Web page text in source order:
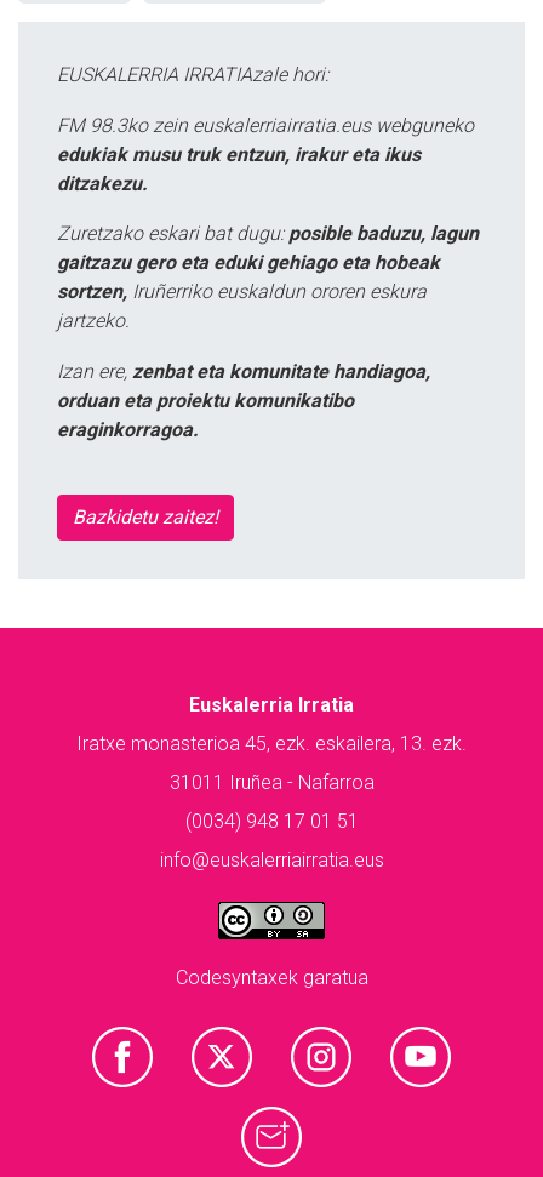
EUSKALERRIA IRRATIAzale hori:
FM 98.3ko zein euskalerriairratia.eus webguneko
edukiak musu truk entzun, irakur eta ikus
ditzakezu.
Zuretzako eskari bat dugu: posible baduzu, lagun
gaitzazu gero eta eduki gehiago eta hobeak
sortzen, Iruñerriko euskaldun ororen eskura
jartzeko.
Izan ere, zenbat eta komunitate handiagoa,
orduan eta proiektu komunikatibo
eraginkorragoa.
Bazkidetu zaitez!
Euskalerria Irratia
Iratxe monasterioa 45, ezk. eskailera, 13. ezk.
31011 Iruñea - Nafarroa
(0034) 948 17 01 51
info@euskalerriairratia.eus
Codesyntaxek garatua